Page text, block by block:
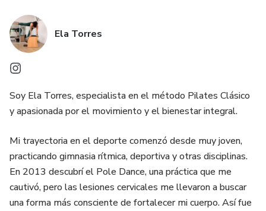
Ela Torres
Soy Ela Torres, especialista en el método Pilates Clásico
y apasionada por el movimiento y el bienestar integral.
Mi trayectoria en el deporte comenzó desde muy joven,
practicando gimnasia rítmica, deportiva y otras disciplinas.
En 2013 descubrí el Pole Dance, una práctica que me
cautivó, pero las lesiones cervicales me llevaron a buscar
una forma más consciente de fortalecer mi cuerpo. Así fue